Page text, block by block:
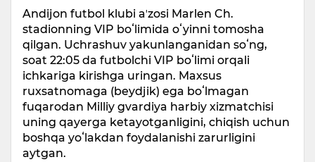
Andijon futbol klubi aʼzosi Marlen Ch.
stadionning VIP boʻlimida oʻyinni tomosha
qilgan. Uchrashuv yakunlanganidan soʻng,
soat 22:05 da futbolchi VIP boʻlimi orqali
ichkariga kirishga uringan. Maxsus
ruxsatnomaga (beydjik) ega boʻlmagan
fuqarodan Milliy gvardiya harbiy xizmatchisi
uning qayerga ketayotganligini, chiqish uchun
boshqa yoʻlakdan foydalanishi zarurligini
aytgan.